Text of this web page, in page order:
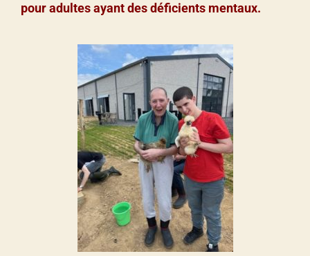
pour adultes ayant des déficients mentaux.